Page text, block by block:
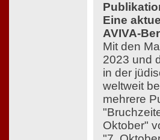
Eine
AVIVA-
Mit den
2023 und
in der
weltweit
mehrere
Oktober"